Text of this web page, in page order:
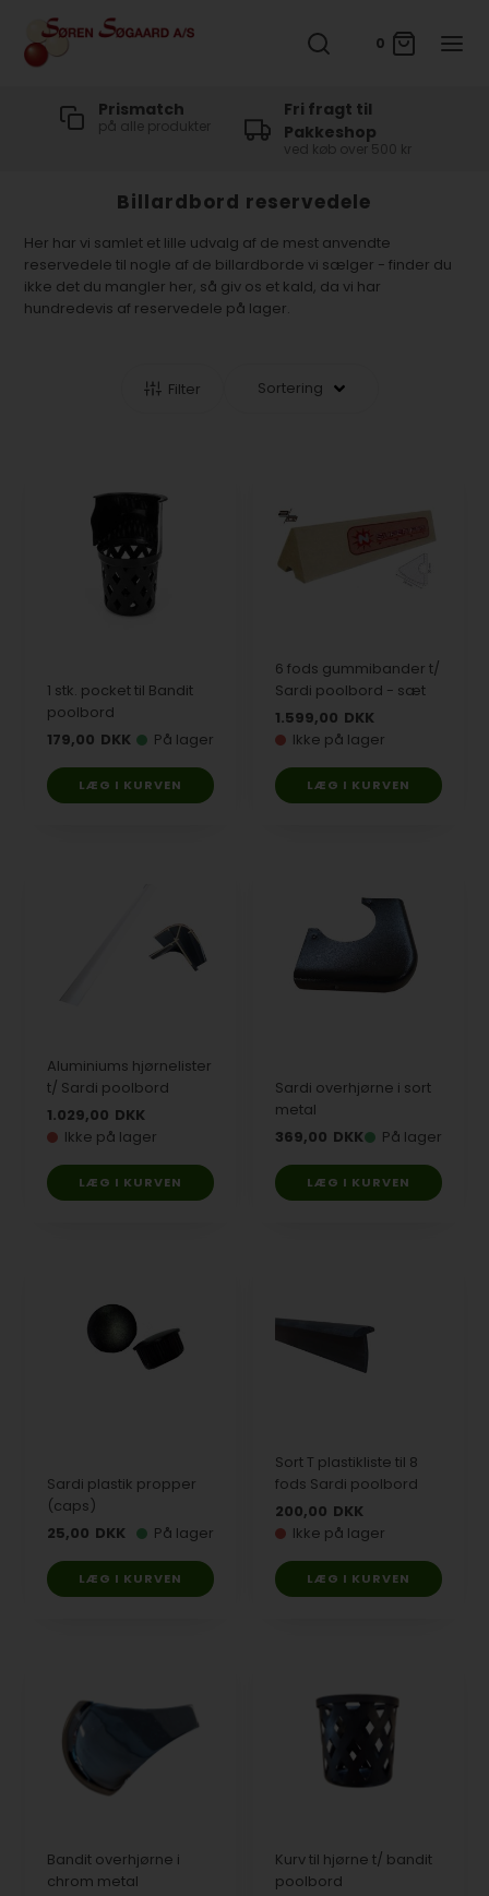
0
Fri fragt til
Pakkeshop
Sikker handel
med e-mærke certifikat
Billardbord reservedele
Her har vi samlet et lille udvalg af de mest anvendte
reservedele til nogle af de billardborde vi sælger - finder du
ikke det du mangler her, så giv os et kald, da vi har
hundredevis af reservedele på lager.
Filter
1 stk. pocket til Bandit
poolbord
179,00 DKK På lager
6 fods gummibander t/
Sardi poolbord - sæt
1.599,00 DKK
Ikke på lager
Aluminiums hjørnelister
t/ Sardi poolbord
1.029,00 DKK
Ikke på lager
Sardi overhjørne i sort
metal
369,00 DKK På lager
Sardi plastik propper
(caps)
25,00 DKK På lager
Sort T plastikliste til 8
fods Sardi poolbord
200,00 DKK
Ikke på lager
Bandit overhjørne i
chrom metal
Kurv til hjørne t/ bandit
poolbord